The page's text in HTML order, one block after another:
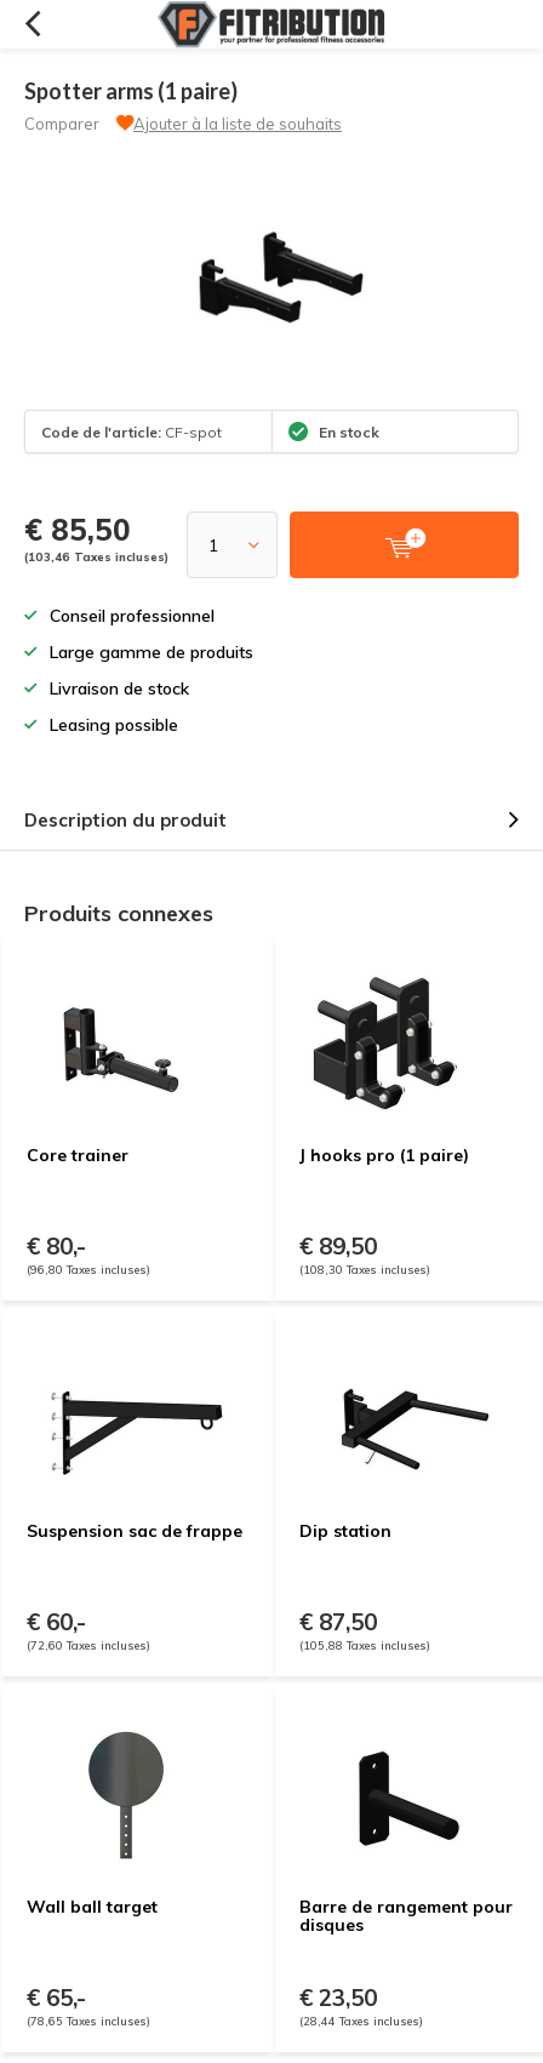
Spotter arms (1 paire)
Comparer Ajouter à la liste de souhaits
Code de l'article: CF-spot En stock
€ 85,50
(103,46 Taxes incluses)
Conseil professionnel
Large gamme de produits
Livraison de stock
Leasing possible
Description du produit
Produits connexes
Core trainer
€ 80,-
(96,80 Taxes incluses)
J hooks pro (1 paire)
€ 89,50
(108,30 Taxes incluses)
Suspension sac de frappe
€ 60,-
(72,60 Taxes incluses)
Dip station
€ 87,50
(105,88 Taxes incluses)
Wall ball target
€ 65,-
(78,65 Taxes incluses)
Barre de rangement pour
disques
€ 23,50
(28,44 Taxes incluses)